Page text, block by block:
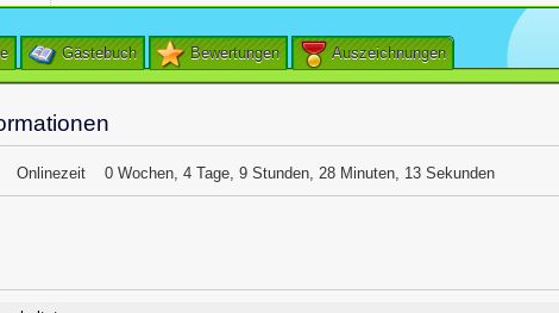
Gästebuch Bewertungen Auszeichnungen
Onlinezeit 0 Wochen, 4 Tage, 9 Stunden, 28 Minuten, 13 Sekunden